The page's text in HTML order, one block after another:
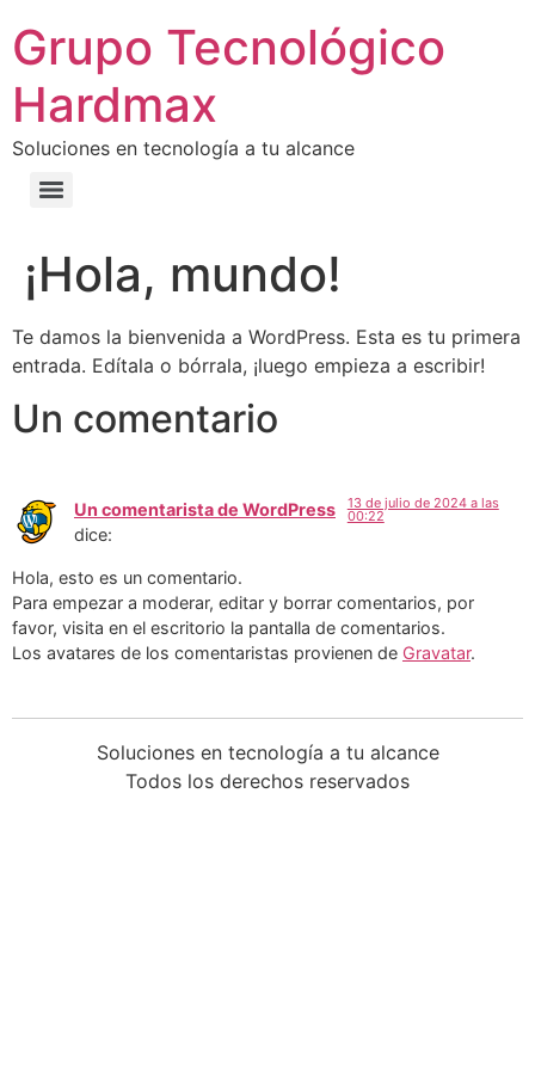
Grupo Tecnológico
Hardmax
Soluciones en tecnología a tu alcance
¡Hola, mundo!
Te damos la bienvenida a WordPress. Esta es tu primera
entrada. Edítala o bórrala, ¡luego empieza a escribir!
Un comentario
Un comentarista de WordPress
dice:
13 de julio de 2024 a las
00:22
Hola, esto es un comentario.
Para empezar a moderar, editar y borrar comentarios, por
favor, visita en el escritorio la pantalla de comentarios.
Los avatares de los comentaristas provienen de Gravatar.
Soluciones en tecnología a tu alcance
Todos los derechos reservados